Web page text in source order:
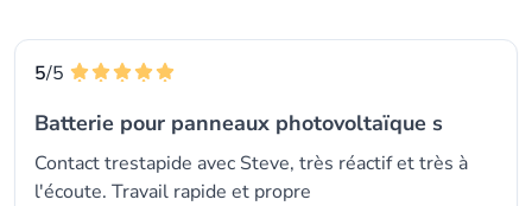
5/5
Batterie pour panneaux photovoltaïque s
Contact trestapide avec Steve, très réactif et très à
l'écoute. Travail rapide et propre